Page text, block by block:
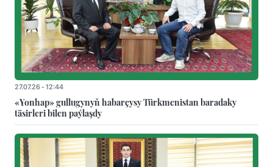
27.07.26 - 12:44
«Yonhap» gullugynyň habarçysy Türkmenistan baradaky
täsirleri bilen paýlaşdy